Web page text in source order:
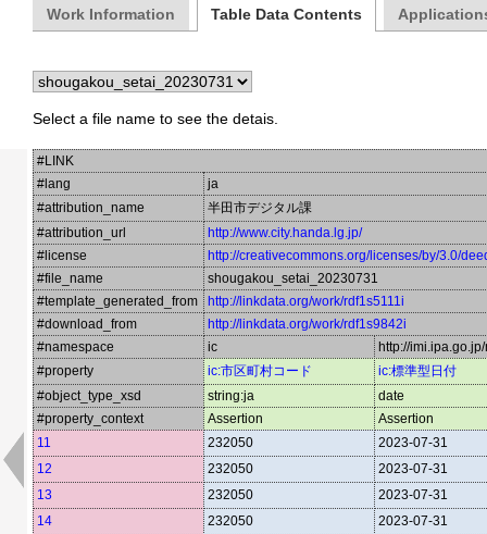
Work Information Table Data Contents
Select a file name to see the detais.
#LINK
#lang
ja
#attribution_name
半田市デジタル課
#attribution_url
http://www.city.handa.lg.jp/
#license
http://creativecommons.org/licenses/by/3.0/
#file_name
shougakou_setai_20230731
#template_generated_from
http://linkdata.org/work/rdf1s5111i
#download_from
http://linkdata.org/work/rdf1s9842i
#namespace
ic
http://
#property
ic:市区町村コード
ic:標準型日付
#object_type_xsd
string:ja
date
#property_context
Assertion
Assertion
11
232050
2023-07-31
12
232050
2023-07-31
13
232050
2023-07-31
14
232050
2023-07-31